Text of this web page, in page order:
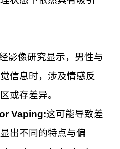
影像研究显示，男性与
信息时，涉及情感反
或存差异。
Vaping:这可能导致差
出不同的特点与偏